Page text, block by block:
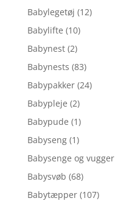
Babylegetøj (12)
Babylifte (10)
Babynest (2)
Babynests (83)
Babypakker (24)
Babypleje (2)
Babypude (1)
Babyseng (1)
Babysenge og vugger
Babysvøb (68)
Babytæpper (107)